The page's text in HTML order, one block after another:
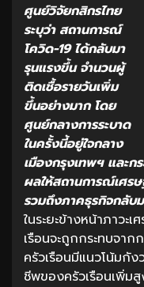
ศูนย์วิจัยกสิกรไทย
ระบุว่า สถานการณ์
โควิด-19 ได้กลับมา
รุนแรงขึ้น จำนวนผู้
ติดเชื้อรายวันเพิ่ม
ขึ้นอย่างมาก โดย
ศูนย์กลางการระบาด
ในครั้งนี้อยู่ใจกลาง
เมืองกรุงเทพฯ และก
ผลให้สถานการณ์เศร
รวมถึงภาคธุรกิจกลับ
ในระยะข้างหน้าภาวะ
เรือนจะถูกกระทบจา
ครัวเรือนมีแนวโน้มกั
ชีพของครัวเรือนเพิ่ม